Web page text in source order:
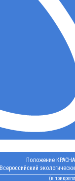
Положение
Всероссийский
(в